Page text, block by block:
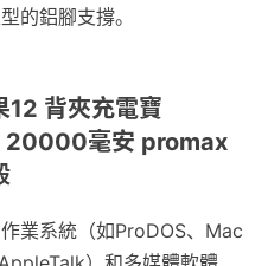
的鋁腳支撐。
12 背夾充電寶
20000毫安 promax
業系統（如ProDOS、Mac